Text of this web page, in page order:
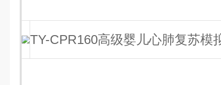
TY-CPR160高级婴儿心肺复苏模